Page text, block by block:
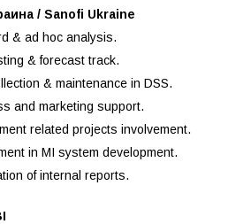
/ Sanofi Ukraine
& ad hoc analysis.
& forecast track.
& maintenance in DSS.
and marketing support.
related projects involvement.
in MI system development.
of internal reports.